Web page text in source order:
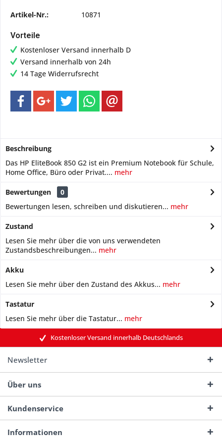
Artikel-Nr.: 10871
Vorteile
Kostenloser Versand innerhalb D
Versand innerhalb von 24h
14 Tage Widerrufsrecht
Beschreibung
Das HP EliteBook 850 G2 ist ein Premium Notebook für Schule,
Home Office, Büro oder Privat.... mehr
Bewertungen
0
Bewertungen lesen, schreiben und diskutieren... mehr
Zustand
Lesen Sie mehr über die von uns verwendeten
Zustandsbeschreibungen... mehr
Akku
Lesen Sie mehr über den Zustand des Akkus... mehr
Tastatur
Lesen Sie mehr über die Tastatur... mehr
Kostenloser Versand innerhalb Deutschlands
Newsletter
Über uns
Kundenservice
Informationen